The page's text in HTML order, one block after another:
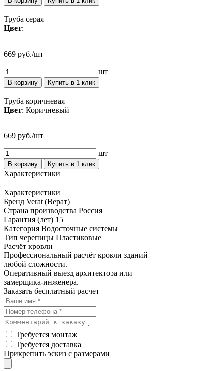
Труба серая
Цвет:
669 руб./шт
шт
В корзину Купить в 1 клик
Труба коричневая
Цвет: Коричневый
669 руб./шт
шт
В корзину Купить в 1 клик
Характеристики
Характеристики
Бренд Verat (Верат)
Страна производства Россия
Гарантия (лет) 15
Категория Водосточные системы
Тип черепицы Пластиковые
Расчёт кровли
Профессиональный расчёт кровли зданий
любой сложности.
Оперативный выезд архитектора или
замерщика-инженера.
Заказать бесплатный расчет
Требуется монтаж
Требуется доставка
Прикрепить эскиз с размерами